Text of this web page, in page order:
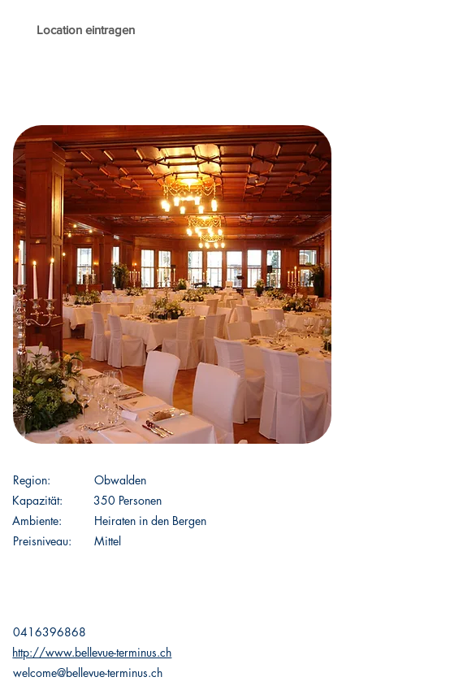
Location eintragen
Region:
Obwalden
Kapazität:
350 Personen
Ambiente:
Preisniveau:
Heiraten in den Bergen
Mittel
0416396868
http://www.bellevue-terminus.ch
welcome@bellevue-terminus.ch